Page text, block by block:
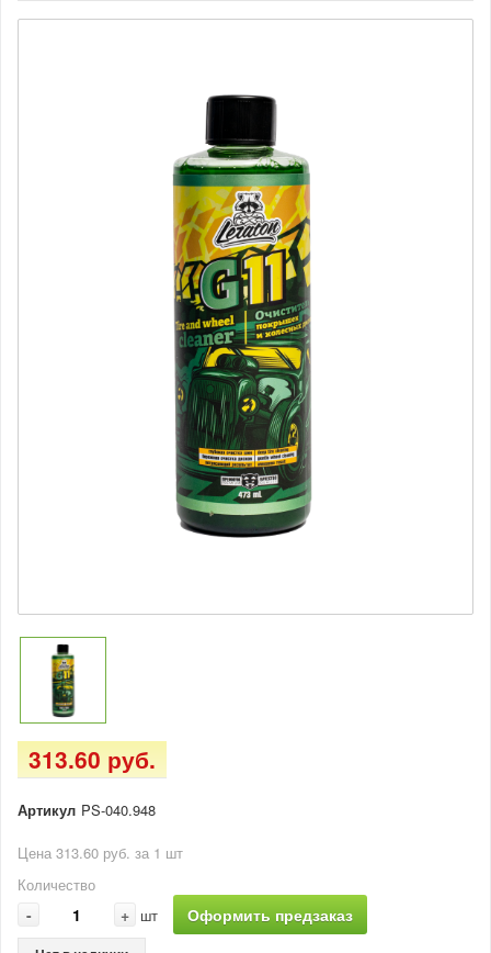
313.60 руб.
Артикул PS-040.948
Цена 313.60 руб. за 1 шт
Количество
- + шт Оформить предзаказ